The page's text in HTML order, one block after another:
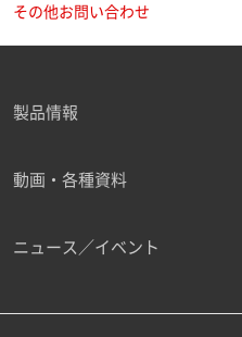
その他お問い合わせ
製品情報
動画・各種資料
ニュース／イベント